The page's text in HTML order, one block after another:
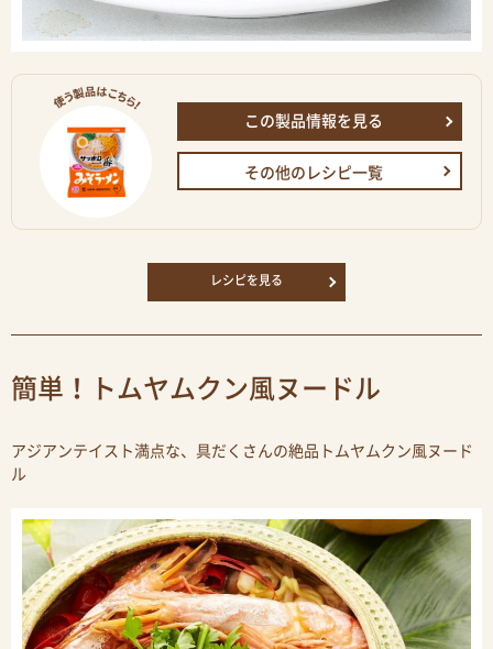
この製品情報を見る
その他のレシピ一覧
レシピを見る
簡単！トムヤムクン風ヌードル
アジアンテイスト満点な、具だくさんの絶品トムヤムクン風ヌード
ル